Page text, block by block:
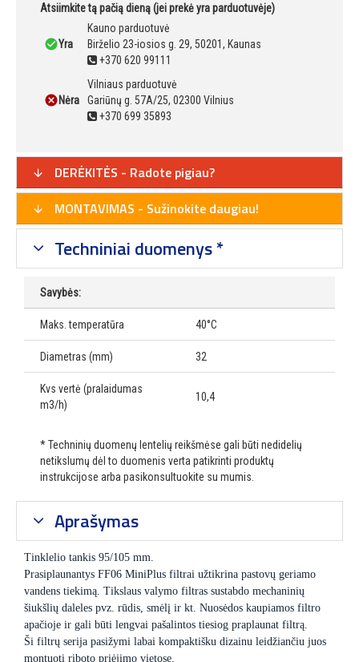
Atsiimkite tą pačią dieną (jei prekė yra parduotuvėje)
Yra
Kauno parduotuvė
Birželio 23-iosios g. 29, 50201, Kaunas
+370 620 99111
Nėra
Vilniaus parduotuvė
Gariūnų g. 57A/25, 02300 Vilnius
+370 699 35893
DERĖKITĖS - Radote pigiau?
MONTAVIMAS - Sužinokite daugiau!
Techniniai duomenys *
Savybės:
Maks. temperatūra 40°C
Diametras (mm) 32
Kvs vertė (pralaidumas
m3/h)
10,4
* Techninių duomenų lentelių reikšmėse gali būti nedidelių
netikslumų dėl to duomenis verta patikrinti produktų
instrukcijose arba pasikonsultuokite su mumis.
Aprašymas
Tinklelio tankis 95/105 mm.
Prasiplaunantys FF06 MiniPlus filtrai užtikrina pastovų geriamo
vandens tiekimą. Tikslaus valymo filtras sustabdo mechaninių
šiukšlių daleles pvz. rūdis, smėlį ir kt. Nuosėdos kaupiamos filtro
apačioje ir gali būti lengvai pašalintos tiesiog praplaunat filtrą.
Ši filtrų serija pasižymi labai kompaktišku dizainu leidžiančiu juos
montuoti riboto priėjimo vietose.